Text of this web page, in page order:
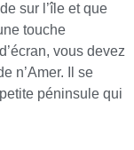
sur l’île et que
touche
vous devez
n’Amer. Il se
péninsule qui